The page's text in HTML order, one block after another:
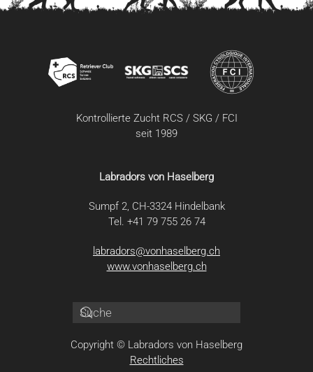
Kontrollierte Zucht RCS / SKG / FCI
seit 1989
Labradors von Haselberg
Sumpf 2, CH-3324 Hindelbank
Tel. +41 79 755 26 74
labradors@vonhaselberg.ch
www.vonhaselberg.ch
Copyright © Labradors von Haselberg
Rechtliches